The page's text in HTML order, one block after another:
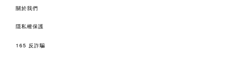
關於我們
隱私權保護
165 反詐騙